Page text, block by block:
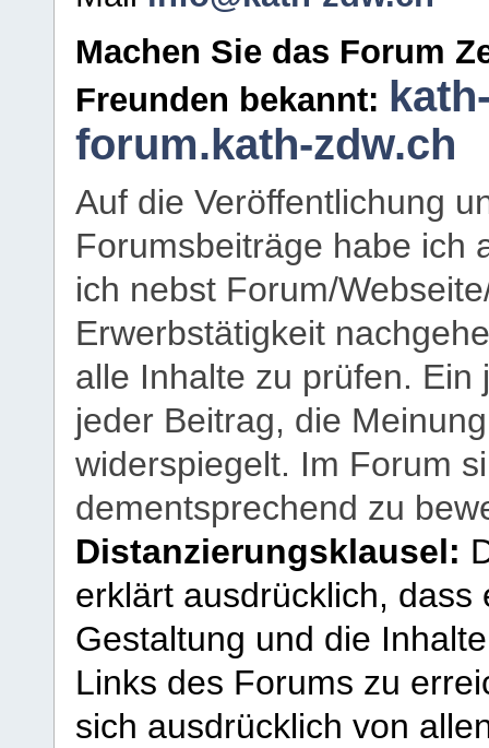
Machen Sie das Forum
Freunden bekannt:
forum.kath-zdw.ch
Auf die Veröffentlichung
Forumsbeiträge habe ich
ich nebst Forum/
Erwerbstätigkeit
alle Inhalte zu prüfen.
jeder Beitrag, die
widerspiegelt. Im Forum
dementsprechend zu
Distanzierungsklausel:
erklärt ausdrücklich,
Gestaltung und die
Links des Forums zu
sich ausdrücklich von